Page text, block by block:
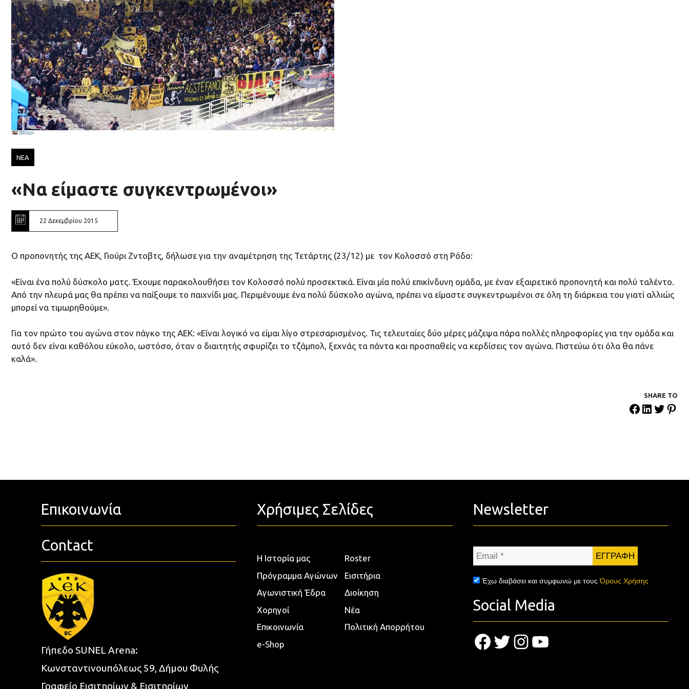
ΝΕΑ
«Να είμαστε συγκεντρωμένοι»
22 Δεκεμβρίου 2015
Ο προπονητής της ΑΕΚ, Γιούρι Ζντοβτς, δήλωσε για την αναμέτρηση της Τετάρτης (23/12) με τον Κολοσσό στη Ρόδο:
«Είναι ένα πολύ δύσκολο ματς. Έχουμε παρακολουθήσει τον Κολοσσό πολύ προσεκτικά. Είναι μία πολύ επικίνδυνη ομάδα, με έναν εξαιρετικό προπονητή και πολύ ταλέντο.
Από την πλευρά μας θα πρέπει να παίξουμε το παιχνίδι μας. Περιμένουμε ένα πολύ δύσκολο αγώνα, πρέπει να είμαστε συγκεντρωμένοι σε όλη τη διάρκεια του γιατί αλλιώς
μπορεί να τιμωρηθούμε».
Για τον πρώτο του αγώνα στον πάγκο της ΑΕΚ: «Είναι λογικό να είμαι λίγο στρεσαρισμένος. Τις τελευταίες δύο μέρες μάζεψα πάρα πολλές πληροφορίες για την ομάδα και
αυτό δεν είναι καθόλου εύκολο, ωστόσο, όταν ο διαιτητής σφυρίζει το τζάμπολ, ξεχνάς τα πάντα και προσπαθείς να κερδίσεις τον αγώνα. Πιστεύω ότι όλα θα πάνε
καλά».
SHARE ΤΟ
Επικοινωνία
Contact
Γήπεδο SUNEL Arena:
Κωνσταντινουπόλεως 59, Δήμου Φυλής
Γραφείο Εισιτηρίων & Εισιτηρίων
Χρήσιμες Σελίδες
Η Ιστορία μας
Roster
Πρόγραμμα Αγώνων
Εισιτήρια
Αγωνιστική Έδρα
Διοίκηση
Χορηγοί
Νέα
Επικοινωνία
Πολιτική Απορρήτου
e-Shop
Newsletter
Email
Έχω διαβάσει και συμφωνώ με τουςΌρους Χρήσης
Social Media
Facebook
TwitterInstagram
YouTube